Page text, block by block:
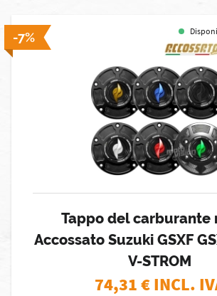
-7%
Tappo del carburante
Accossato Suzuki GSXF
V-STROM
74,31€ INCL.